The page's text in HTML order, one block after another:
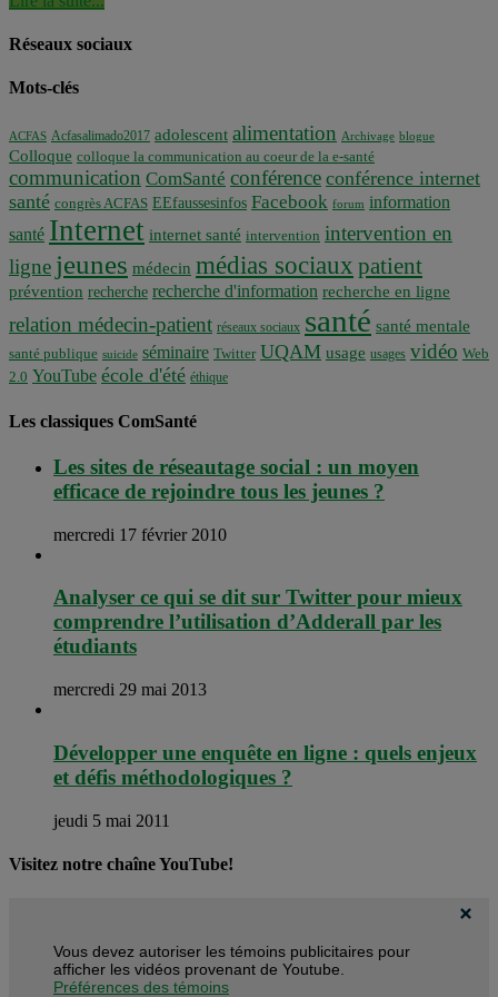
Réseaux sociaux
Mots-clés
ACFAS Acfasalimado2017 adolescent alimentation Archivage blogue
Colloque colloque la communication au coeur de la e-santé
communication ComSanté conférence conférence internet
santé congrès ACFAS EEfaussesinfos Facebook forum information
santé Internet internet santé intervention intervention en
ligne jeunes médecin médias sociaux patient
prévention recherche recherche d'information recherche en ligne
relation médecin-patient réseaux sociaux santé santé mentale
santé publique suicide séminaire Twitter UQAM usage usages vidéo Web
2.0 YouTube école d'été éthique
Les classiques ComSanté
Les sites de réseautage social : un moyen
efficace de rejoindre tous les jeunes ?
mercredi 17 février 2010
Analyser ce qui se dit sur Twitter pour mieux
comprendre l’utilisation d’Adderall par les
étudiants
mercredi 29 mai 2013
Développer une enquête en ligne : quels enjeux
et défis méthodologiques ?
jeudi 5 mai 2011
Visitez notre chaîne YouTube!
Vous devez autoriser les témoins publicitaires pour
afficher les vidéos provenant de Youtube.
Préférences des témoins